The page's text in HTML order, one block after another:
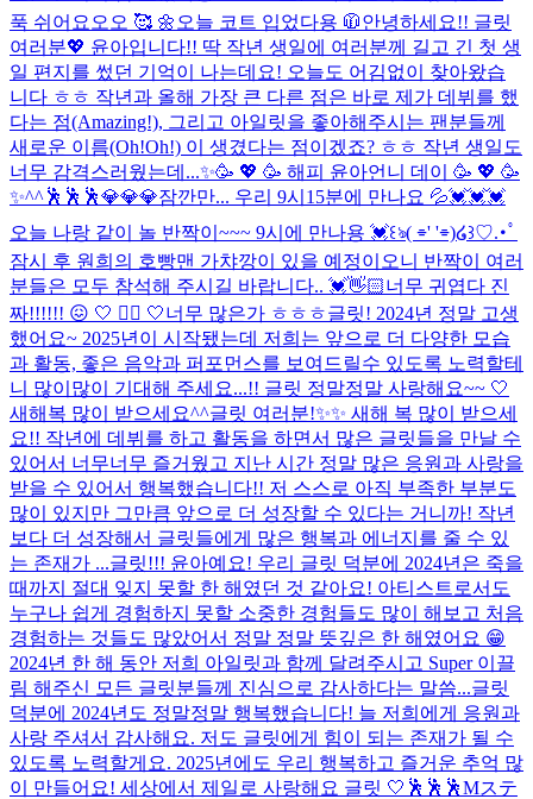
푹 쉬어요오오 🥰 🌼 오늘 코트 입었다용 🧥안녕하세요!! 글릿
여러분💖 윤아입니다!! 딱 작년 생일에 여러분께 길고 긴 첫 생
일 편지를 썼던 기억이 나는데요! 오늘도 어김없이 찾아왔습
니다 ㅎㅎ 작년과 올해 가장 큰 다른 점은 바로 제가 데뷔를 했
다는 점(Amazing!), 그리고 아일릿을 좋아해주시는 팬분들께
새로운 이름(Oh!Oh!) 이 생겼다는 점이겠죠? ㅎㅎ 작년 생일도
너무 감격스러웠는데...✨🥳 💖 🥳 해피 윤아언니 데이 🥳 💖 🥳
✨^^🕺🕺🕺💎💎💎잠깐만... 우리 9시15분에 만나요 💦💓💓💓
오늘 나랑 같이 놀 반짝이~~~ 9시에 만나용 💓꒰ঌ( ⌯' '⌯)໒꒱♡.･ﾟ
잠시 후 원희의 호빵맨 가챠깡이 있을 예정이오니 반짝이 여러
분들은 모두 참석해 주시길 바랍니다.. 💓👋🏻너무 귀엽다 진
짜!!!!!! 😖 🤍 🤦‍♀️ 🤍너무 많은가 ㅎㅎㅎ글릿! 2024년 정말 고생
했어요~ 2025년이 시작됐는데 저희는 앞으로 더 다양한 모습
과 활동, 좋은 음악과 퍼포먼스를 보여드릴수 있도록 노력할테
니 많이많이 기대해 주세요...!! 글릿 정말정말 사랑해요~~ 🤍
새해복 많이 받으세요^^글릿 여러분!✨✨ 새해 복 많이 받으세
요!! 작년에 데뷔를 하고 활동을 하면서 많은 글릿들을 만날 수
있어서 너무너무 즐거웠고 지난 시간 정말 많은 응원과 사랑을
받을 수 있어서 행복했습니다!! 저 스스로 아직 부족한 부분도
많이 있지만 그만큼 앞으로 더 성장할 수 있다는 거니까! 작년
보다 더 성장해서 글릿들에게 많은 행복과 에너지를 줄 수 있
는 존재가 ...글릿!!! 윤아예요! 우리 글릿 덕분에 2024년은 죽을
때까지 절대 잊지 못할 한 해였던 것 같아요! 아티스트로서도
누구나 쉽게 경험하지 못할 소중한 경험들도 많이 해보고 처음
경험하는 것들도 많았어서 정말 정말 뜻깊은 한 해였어요 😁
2024년 한 해 동안 저희 아일릿과 함께 달려주시고 Super 이끌
림 해주신 모든 글릿분들께 진심으로 감사하다는 말씀...글릿
덕분에 2024년도 정말정말 행복했습니다! 늘 저희에게 응원과
사랑 주셔서 감사해요. 저도 글릿에게 힘이 되는 존재가 될 수
있도록 노력할게요. 2025년에도 우리 행복하고 즐거운 추억 많
이 만들어요! 세상에서 제일로 사랑해요 글릿 🤍 🕺🕺🕺Mステ